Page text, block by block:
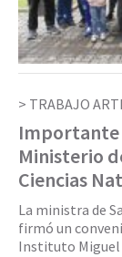
TRABAJO
Importante
Ministerio
Ciencias
La ministra de
firmó un
Instituto